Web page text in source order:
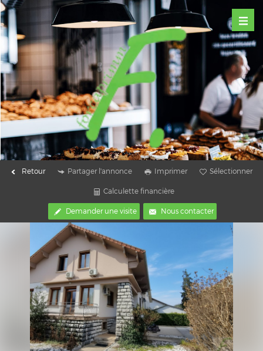
Retour Partager l'annonce Imprimer Sélectionner
Calculette financière
Demander une visite Nous contacter